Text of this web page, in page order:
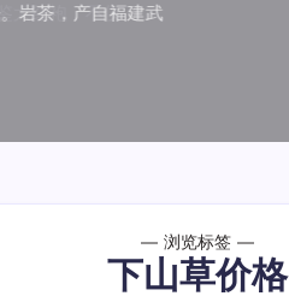
来。岩茶，产自福建武
世。品鉴大红袍，不仅
长而备受茶客青睐。品
源于香叶似肉桂，更因
谓岩韵，是茶叶在武夷
红袍作为岩茶代表，其
。岩茶，产自福建武
鉴大红袍，不仅
茶客青睐。品
似肉桂，更因
是茶叶在武夷
岩茶代表，其
，产自福建武
大红袍，不仅
茶客青睐。品
似肉桂，更因
是茶叶在武夷
岩茶代表，其
浏览标签
下山草价格